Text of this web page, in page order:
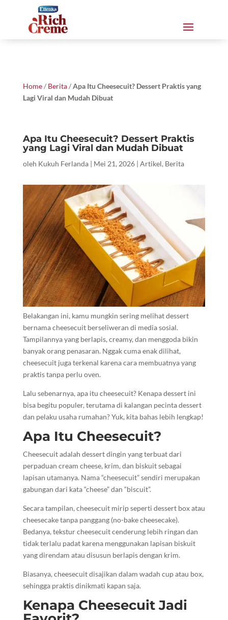
Home/ Berita/Apa Itu Cheesecuit? Dessert Praktis yang
Lagi Viral dan Mudah Dibuat
Apa Itu Cheesecuit? Dessert Praktis
yang Lagi Viral dan Mudah Dibuat
oleh Kukuh Ferlanda| Mei 21, 2026| Artikel, Berita
Belakangan ini, kamu mungkin sering melihat dessert
bernama cheesecuit berseliweran di media sosial.
Tampilannya yang berlapis, creamy, dan menggoda bikin
banyak orang penasaran. Nggak cuma enak dilihat,
cheesecuit juga terkenal karena cara membuatnya yang
praktis tanpa perlu oven.
Lalu sebenarnya, apa itu cheesecuit? Kenapa dessert ini
bisa begitu populer, terutama di kalangan pecinta dessert
dan pelaku usaha rumahan? Yuk, kita bahas lebih lengkap!
Apa Itu Cheesecuit?
Cheesecuit adalah dessert dingin yang terbuat dari
perpaduan cream cheese, krim, dan biskuit sebagai
lapisan utamanya. Nama “cheesecuit” sendiri merupakan
gabungan dari kata “cheese” dan “biscuit”.
Secara tampilan, cheesecuit mirip seperti dessert box atau
cheesecake tanpa panggang (no-bake cheesecake).
Bedanya, tekstur cheesecuit cenderung lebih ringan dan
tidak terlalu padat karena menggunakan lapisan biskuit
yang direndam atau disusun berlapis dengan krim.
Biasanya, cheesecuit disajikan dalam wadah cup atau box,
sehingga praktis dinikmati kapan saja.
Kenapa Cheesecuit Jadi